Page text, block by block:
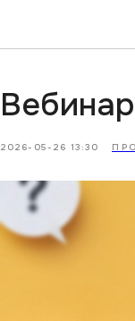
2026-05-26 13:30